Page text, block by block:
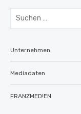
Suchen
Unternehmen
Mediadaten
FRANZMED!EN